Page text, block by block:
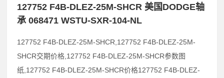
127752 F4B-DLEZ-25M-SHCR 美国DODGE轴
承 068471 WSTU-SXR-104-NL
127752 F4B-DLEZ-25M-SHCR,127752 F4B-DLEZ-25M-
SHCR交期价格,127752 F4B-DLEZ-25M-SHCR参数图
纸,127752 F4B-DLEZ-25M-SHCR价格127752 F4B-DLEZ-